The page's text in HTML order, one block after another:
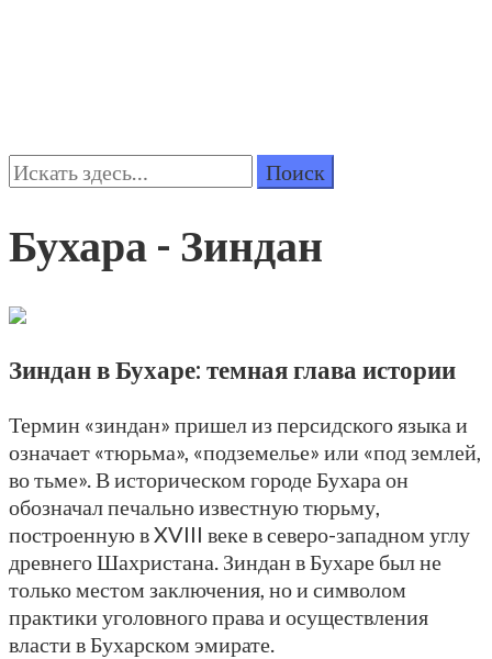
Поиск:
Бухара - Зиндан
Зиндан в Бухаре: темная глава истории
Термин «зиндан» пришел из персидского языка и
означает «тюрьма», «подземелье» или «под землей,
во тьме». В историческом городе Бухара он
обозначал печально известную тюрьму,
построенную в XVIII веке в северо-западном углу
древнего Шахристана. Зиндан в Бухаре был не
только местом заключения, но и символом
практики уголовного права и осуществления
власти в Бухарском эмирате.